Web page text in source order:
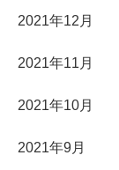
2021年12月
2021年11月
2021年10月
2021年9月